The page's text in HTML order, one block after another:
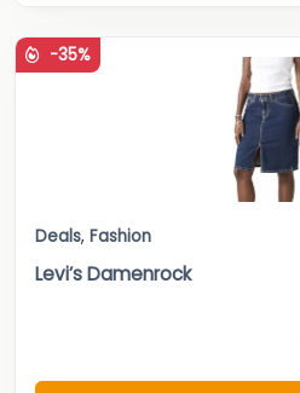
-35%
Deals, Fashion
Levi’s Damenrock